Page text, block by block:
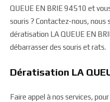
QUEUE EN BRIE 94510 et
souris ? Contactez-nous, nous
dératisation LA QUEUE EN
débarrasser des souris et rats.
Dératisation LA
Faire appel à nos services, pour